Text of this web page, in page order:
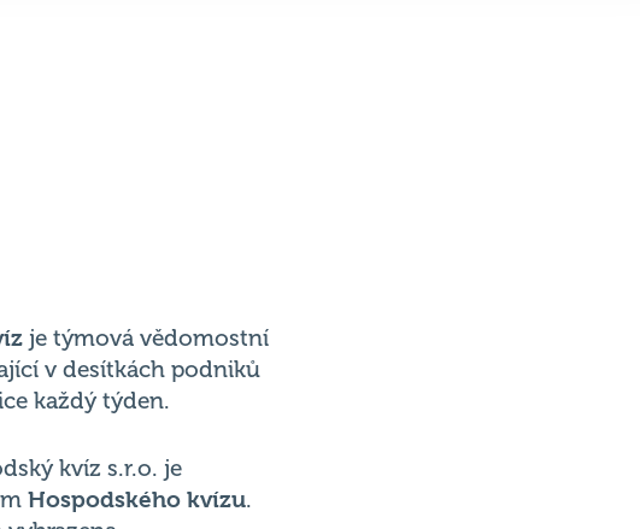
je týmová vědomostní
v desítkách podniků
každý týden.
kvíz s.r.o. je
Hospodského kvízu.